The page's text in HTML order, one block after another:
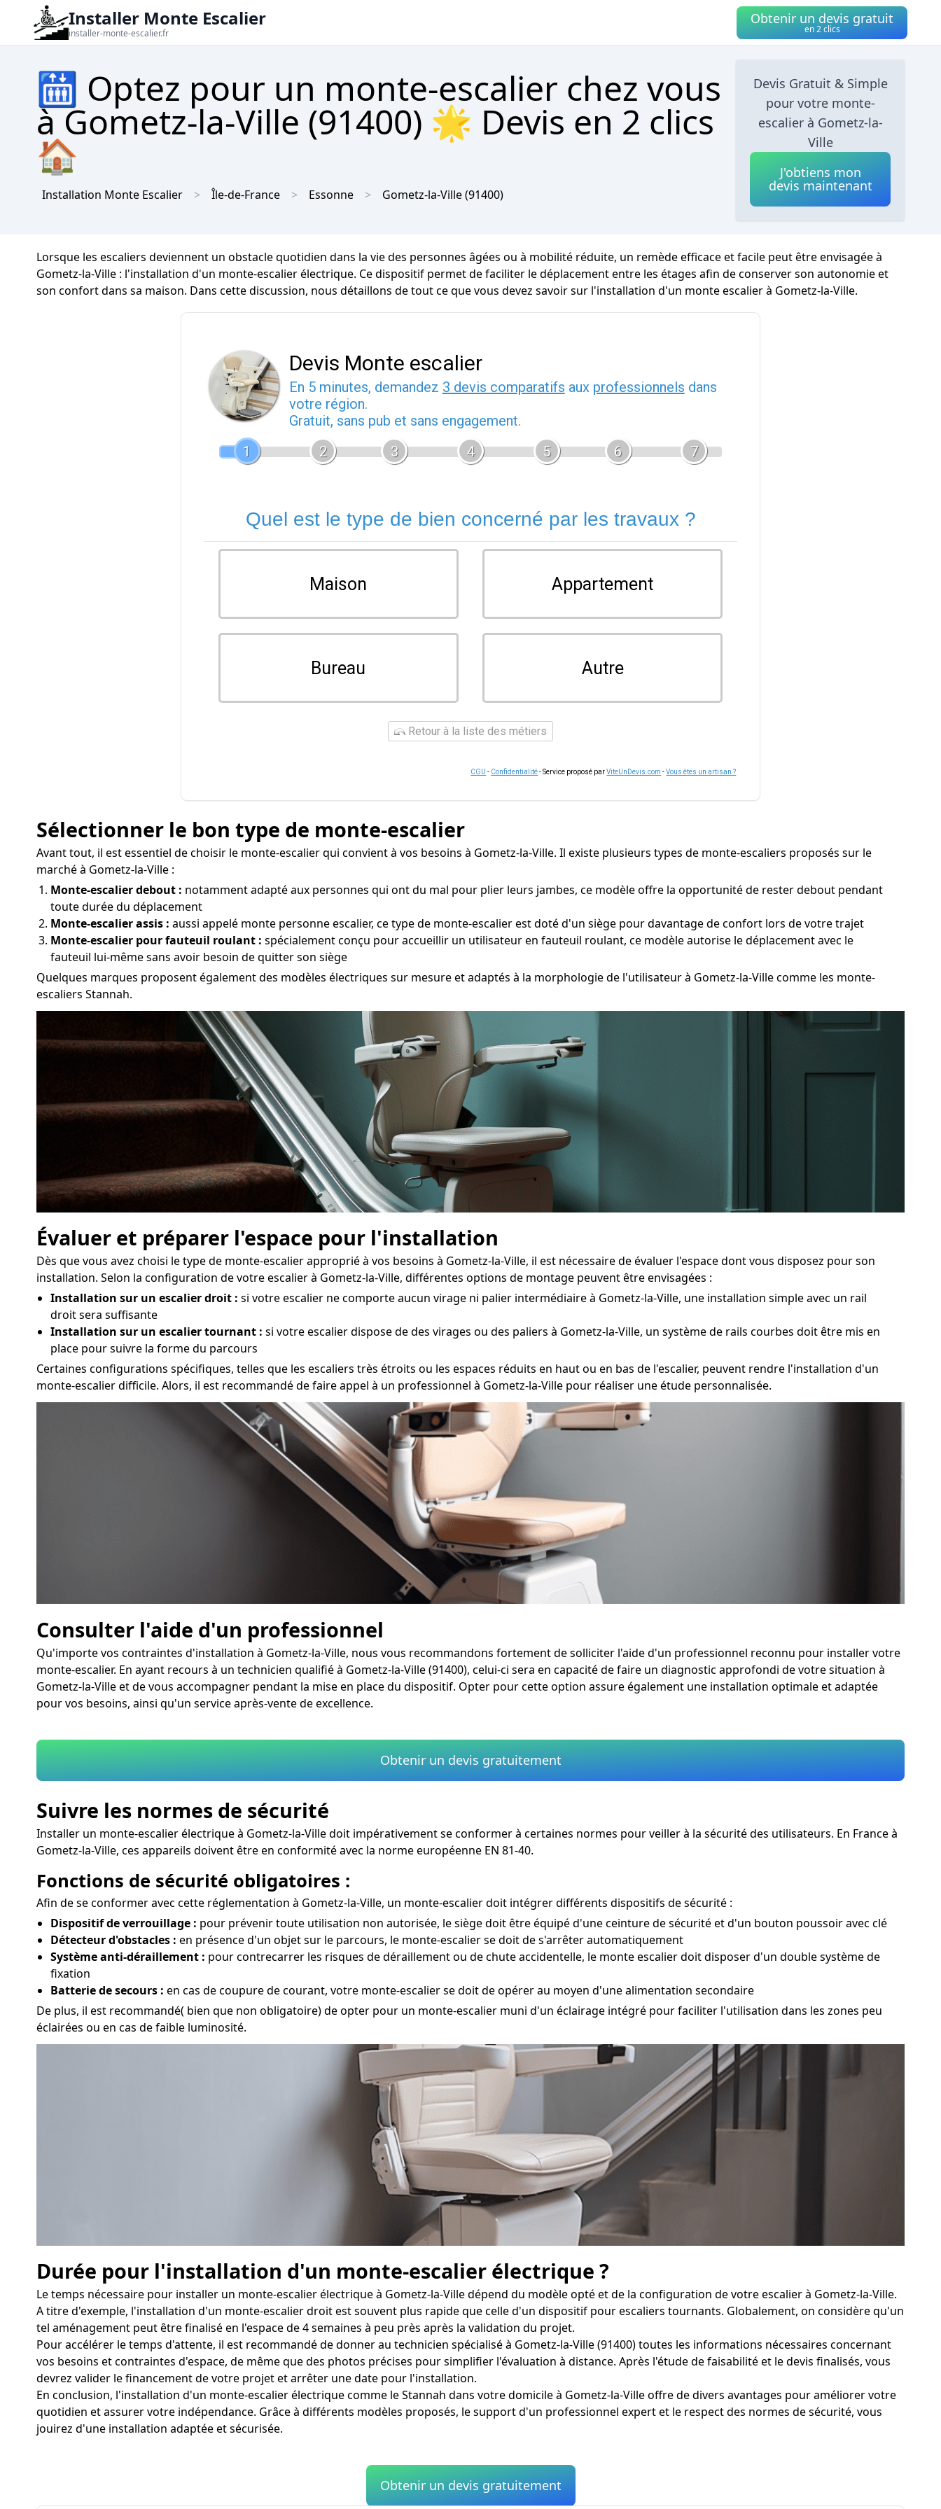
Installer Monte Escalier
installer-monte-escalier.fr
Obtenir un devis gratuit
en 2 clics
🛗 Optez pour un monte-escalier chez vous
à Gometz-la-Ville (91400) 🌟 Devis en 2 clics
🏠
Installation Monte Escalier Île-de-France Essonne Gometz-la-Ville(91400)
Devis Gratuit & Simple
pour votre monte-
escalier à Gometz-la-
Ville
J'obtiens mon
devis maintenant
Lorsque les escaliers deviennent un obstacle quotidien dans la vie des personnes âgées ou à mobilité réduite, un remède efficace et facile peut être envisagée à
Gometz-la-Ville : l'installation d'un monte-escalier électrique. Ce dispositif permet de faciliter le déplacement entre les étages afin de conserver son autonomie et
son confort dans sa maison. Dans cette discussion, nous détaillons de tout ce que vous devez savoir sur l'installation d'un monte escalier à Gometz-la-Ville.
Devis Monte escalier
En 5 minutes, demandez 3 devis comparatifs aux professionnels dans
votre région.
Gratuit, sans pub et sans engagement.
1
2 3 4 5 6 7
Quel est le type de bien concerné par les travaux ?
Maison Appartement
Bureau Autre
Retour à la liste des métiers
CGU - Confidentialité- Service proposé parViteUnDevis.com -Vous êtes un artisan ?
Sélectionner le bon type de monte-escalier
Avant tout, il est essentiel de choisir le monte-escalier qui convient à vos besoins à Gometz-la-Ville. Il existe plusieurs types de monte-escaliers proposés sur le
marché à Gometz-la-Ville :
Monte-escalier debout : notamment adapté aux personnes qui ont du mal pour plier leurs jambes, ce modèle offre la opportunité de rester debout pendant
toute durée du déplacement
Monte-escalier assis : aussi appelé monte personne escalier, ce type de monte-escalier est doté d'un siège pour davantage de confort lors de votre trajet
Monte-escalier pour fauteuil roulant : spécialement conçu pour accueillir un utilisateur en fauteuil roulant, ce modèle autorise le déplacement avec le
fauteuil lui-même sans avoir besoin de quitter son siège
Quelques marques proposent également des modèles électriques sur mesure et adaptés à la morphologie de l'utilisateur à Gometz-la-Ville comme les monte-
escaliers Stannah.
Évaluer et préparer l'espace pour l'installation
Dès que vous avez choisi le type de monte-escalier approprié à vos besoins à Gometz-la-Ville, il est nécessaire de évaluer l'espace dont vous disposez pour son
installation. Selon la configuration de votre escalier à Gometz-la-Ville, différentes options de montage peuvent être envisagées :
Installation sur un escalier droit : si votre escalier ne comporte aucun virage ni palier intermédiaire à Gometz-la-Ville, une installation simple avec un rail
droit sera suffisante
Installation sur un escalier tournant : si votre escalier dispose de des virages ou des paliers à Gometz-la-Ville, un système de rails courbes doit être mis en
place pour suivre la forme du parcours
Certaines configurations spécifiques, telles que les escaliers très étroits ou les espaces réduits en haut ou en bas de l'escalier, peuvent rendre l'installation d'un
monte-escalier difficile. Alors, il est recommandé de faire appel à un professionnel à Gometz-la-Ville pour réaliser une étude personnalisée.
Consulter l'aide d'un professionnel
Qu'importe vos contraintes d'installation à Gometz-la-Ville, nous vous recommandons fortement de solliciter l'aide d'un professionnel reconnu pour installer votre
monte-escalier. En ayant recours à un technicien qualifié à Gometz-la-Ville (91400), celui-ci sera en capacité de faire un diagnostic approfondi de votre situation à
Gometz-la-Ville et de vous accompagner pendant la mise en place du dispositif. Opter pour cette option assure également une installation optimale et adaptée
pour vos besoins, ainsi qu'un service après-vente de excellence.
Obtenir un devis gratuitement
Suivre les normes de sécurité
Installer un monte-escalier électrique à Gometz-la-Ville doit impérativement se conformer à certaines normes pour veiller à la sécurité des utilisateurs. En France à
Gometz-la-Ville, ces appareils doivent être en conformité avec la norme européenne EN 81-40.
Fonctions de sécurité obligatoires :
Afin de se conformer avec cette réglementation à Gometz-la-Ville, un monte-escalier doit intégrer différents dispositifs de sécurité :
Dispositif de verrouillage : pour prévenir toute utilisation non autorisée, le siège doit être équipé d'une ceinture de sécurité et d'un bouton poussoir avec clé
Détecteur d'obstacles : en présence d'un objet sur le parcours, le monte-escalier se doit de s'arrêter automatiquement
Système anti-déraillement : pour contrecarrer les risques de déraillement ou de chute accidentelle, le monte escalier doit disposer d'un double système de
fixation
Batterie de secours : en cas de coupure de courant, votre monte-escalier se doit de opérer au moyen d'une alimentation secondaire
De plus, il est recommandé( bien que non obligatoire) de opter pour un monte-escalier muni d'un éclairage intégré pour faciliter l'utilisation dans les zones peu
éclairées ou en cas de faible luminosité.
Durée pour l'installation d'un monte-escalier électrique ?
Le temps nécessaire pour installer un monte-escalier électrique à Gometz-la-Ville dépend du modèle opté et de la configuration de votre escalier à Gometz-la-Ville.
A titre d'exemple, l'installation d'un monte-escalier droit est souvent plus rapide que celle d'un dispositif pour escaliers tournants. Globalement, on considère qu'un
tel aménagement peut être finalisé en l'espace de 4 semaines à peu près après la validation du projet.
Pour accélérer le temps d'attente, il est recommandé de donner au technicien spécialisé à Gometz-la-Ville (91400) toutes les informations nécessaires concernant
vos besoins et contraintes d'espace, de même que des photos précises pour simplifier l'évaluation à distance. Après l'étude de faisabilité et le devis finalisés, vous
devrez valider le financement de votre projet et arrêter une date pour l'installation.
En conclusion, l'installation d'un monte-escalier électrique comme le Stannah dans votre domicile à Gometz-la-Ville offre de divers avantages pour améliorer votre
quotidien et assurer votre indépendance. Grâce à différents modèles proposés, le support d'un professionnel expert et le respect des normes de sécurité, vous
jouirez d'une installation adaptée et sécurisée.
Obtenir un devis gratuitement